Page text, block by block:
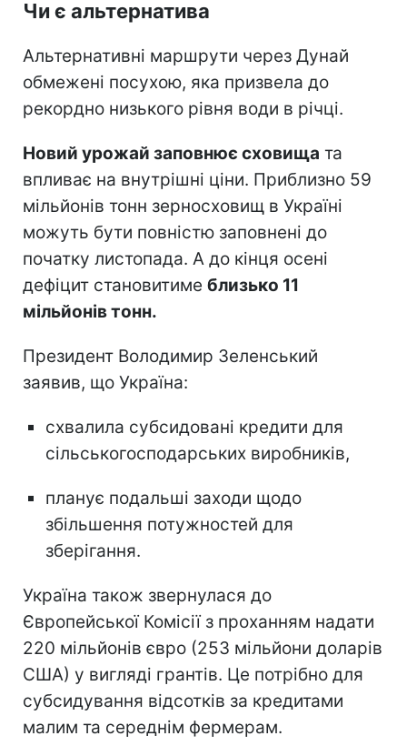
Чи є альтернатива
Альтернативні маршрути через Дунай
обмежені посухою, яка призвела до
рекордно низького рівня води в річці.
Новий урожай заповнює сховища та
впливає на внутрішні ціни. Приблизно 59
мільйонів тонн зерносховищ в Україні
можуть бути повністю заповнені до
початку листопада. А до кінця осені
дефіцит становитиме близько 11
мільйонів тонн.
Президент Володимир Зеленський
заявив, що Україна:
схвалила субсидовані кредити для
сільськогосподарських виробників,
планує подальші заходи щодо
збільшення потужностей для
зберігання.
Україна також звернулася до
Європейської Комісії з проханням надати
220 мільйонів євро (253 мільйони доларів
США) у вигляді грантів. Це потрібно для
субсидування відсотків за кредитами
малим та середнім фермерам.